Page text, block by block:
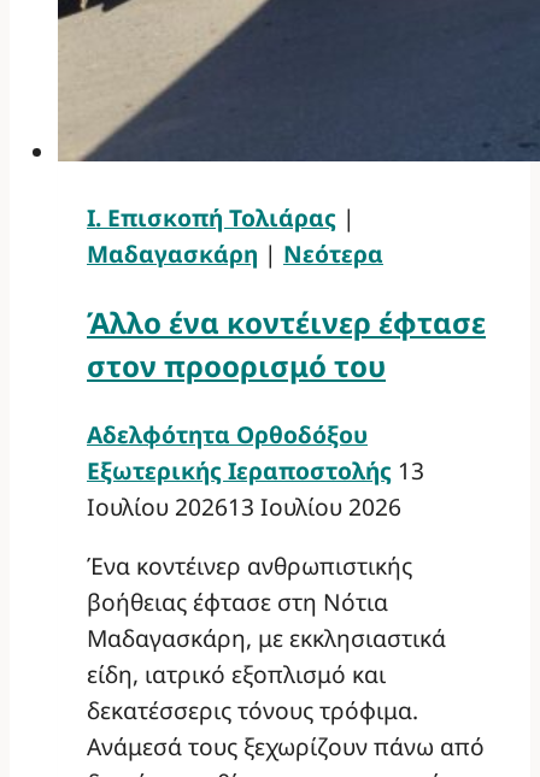
Ι. Επισκοπή Τολιάρας |
Μαδαγασκάρη | Νεότερα
Άλλο ένα κοντέινερ έφτασε
στον προορισμό του
Αδελφότητα Ορθοδόξου
Εξωτερικής Ιεραποστολής 13
Ιουλίου 202613 Ιουλίου 2026
Ένα κοντέινερ ανθρωπιστικής
βοήθειας έφτασε στη Νότια
Μαδαγασκάρη, με εκκλησιαστικά
είδη, ιατρικό εξοπλισμό και
δεκατέσσερις τόνους τρόφιμα.
Ανάμεσά τους ξεχωρίζουν πάνω από